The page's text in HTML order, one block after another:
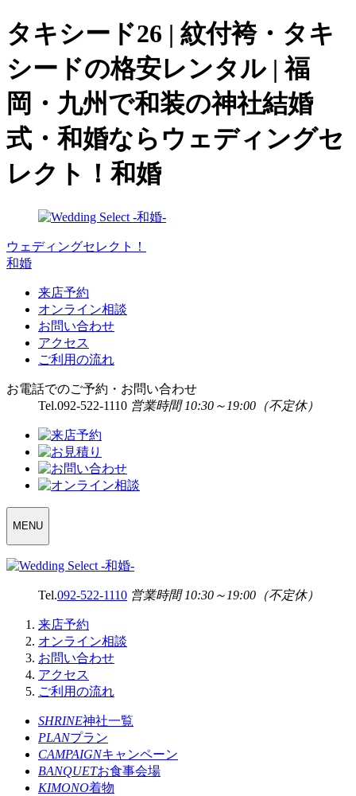
タキシード26 | 紋付袴・タキ
シードの格安レンタル | 福
岡・九州で和装の神社結婚
式・和婚ならウェディングセ
レクト！和婚
ウェディングセレクト！
和婚
来店予約
オンライン相談
お問い合わせ
アクセス
ご利用の流れ
お電話でのご予約・お問い合わせ
Tel.092-522-1110 営業時間 10:30～19:00（不定休）
SELECT
MENU
Tel.092-522-1110 営業時間 10:30～19:00（不定休）
来店予約
オンライン相談
お問い合わせ
アクセス
ご利用の流れ
SHRINE神社一覧
PLANプラン
CAMPAIGNキャンペーン
BANQUETお食事会場
KIMONO着物